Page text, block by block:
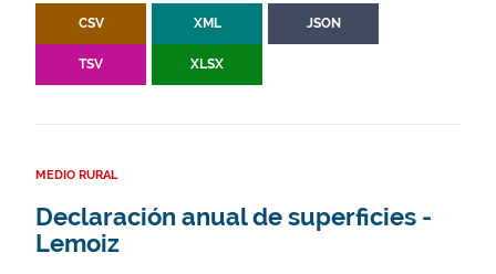
CSV XML JSON
TSV XLSX
MEDIO RURAL
Declaración anual de superficies -
Lemoiz